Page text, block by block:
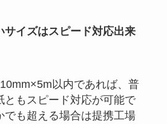
サイズはスピード対応出来
以内であれば、普
ともスピード対応が可能で
でも超える場合は提携工場